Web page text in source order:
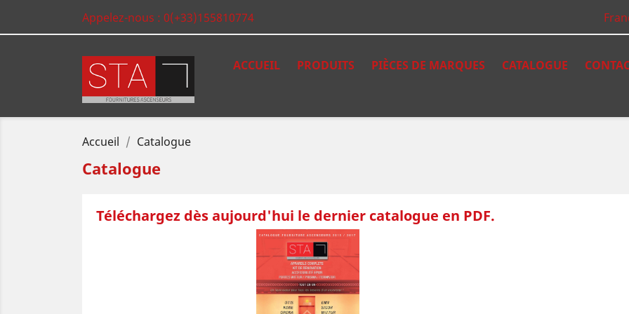
Appelez-nous : 0(+33)155810774
ACCUEIL PRODUITS PIÈCES DE MARQUES CATALOGUE
Accueil Catalogue
Catalogue
Téléchargez dès aujourd'hui le dernier catalogue en PDF.